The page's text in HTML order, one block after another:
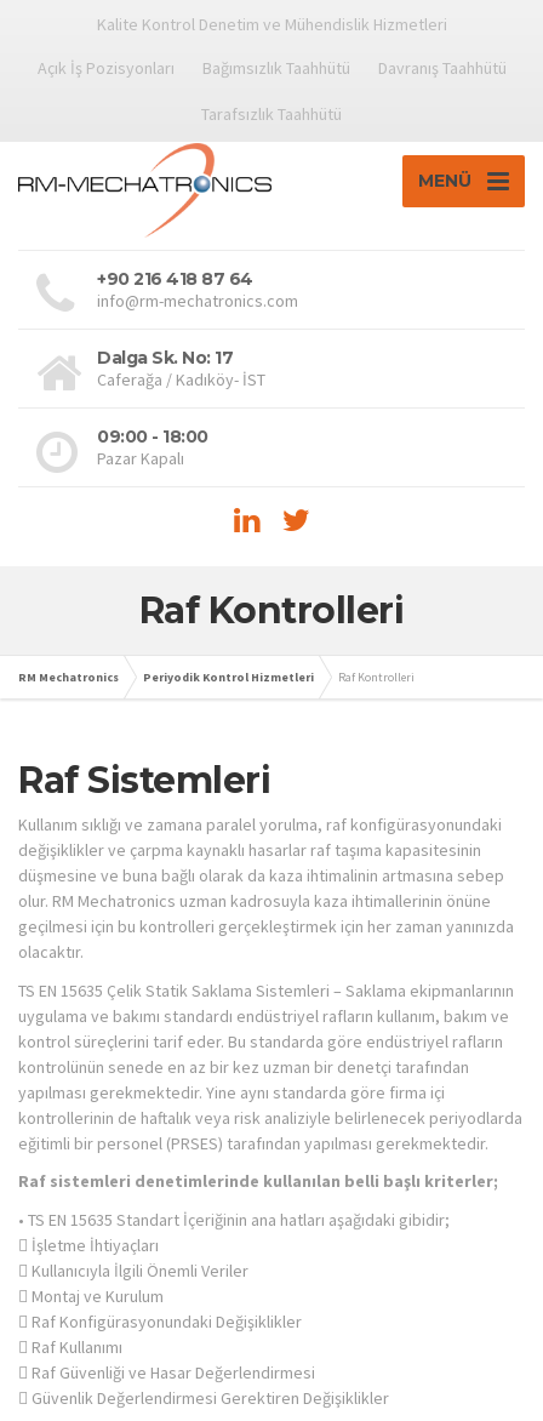
Kalite Kontrol Denetim ve Mühendislik Hizmetleri
Açık İş Pozisyonları
Bağımsızlık Taahhütü Davranış Taahhütü
Tarafsızlık Taahhütü
MENÜ
+90 216 418 87 64
info@rm-mechatronics.com
Dalga Sk. No: 17
Caferağa / Kadıköy- İST
09:00 - 18:00
Pazar Kapalı
Raf Kontrolleri
RM Mechatronics Periyodik Kontrol Hizmetleri Raf Kontrolleri
Raf Sistemleri
Kullanım sıklığı ve zamana paralel yorulma, raf konfigürasyonundaki
değişiklikler ve çarpma kaynaklı hasarlar raf taşıma kapasitesinin
düşmesine ve buna bağlı olarak da kaza ihtimalinin artmasına sebep
olur. RM Mechatronics uzman kadrosuyla kaza ihtimallerinin önüne
geçilmesi için bu kontrolleri gerçekleştirmek için her zaman yanınızda
olacaktır.
TS EN 15635 Çelik Statik Saklama Sistemleri – Saklama ekipmanlarının
uygulama ve bakımı standardı endüstriyel rafların kullanım, bakım ve
kontrol süreçlerini tarif eder. Bu standarda göre endüstriyel rafların
kontrolünün senede en az bir kez uzman bir denetçi tarafından
yapılması gerekmektedir. Yine aynı standarda göre firma içi
kontrollerinin de haftalık veya risk analiziyle belirlenecek periyodlarda
eğitimli bir personel (PRSES) tarafından yapılması gerekmektedir.
Raf sistemleri denetimlerinde kullanılan belli başlı kriterler;
• TS EN 15635 Standart İçeriğinin ana hatları aşağıdaki gibidir;
 İşletme İhtiyaçları
 Kullanıcıyla İlgili Önemli Veriler
 Montaj ve Kurulum
 Raf Konfigürasyonundaki Değişiklikler
 Raf Kullanımı
 Raf Güvenliği ve Hasar Değerlendirmesi
 Güvenlik Değerlendirmesi Gerektiren Değişiklikler